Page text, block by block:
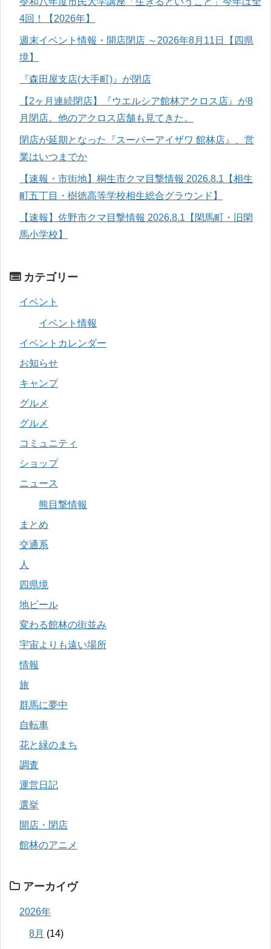
4回！【2026年】
週末イベント情報・開店閉店 ～2026年8月11日【四県
境】
『森田屋支店(大手町)』が閉店
【2ヶ月連続閉店】『ウエルシア館林アクロス店』が8
月閉店。他のアクロス店舗も見てきた。
閉店が延期となった『スーパーアイザワ 館林店』、営
業はいつまでか
【速報・市街地】桐生市クマ目撃情報 2026.8.1【相生
町五丁目・樹徳高等学校相生総合グラウンド】
【速報】佐野市クマ目撃情報 2026.8.1【閑馬町・旧閑
馬小学校】
カテゴリー
イベント
イベント情報
イベントカレンダー
お知らせ
キャンプ
グルメ
グルメ
コミュニティ
ショップ
ニュース
熊目撃情報
まとめ
交通系
人
四県境
地ビール
変わる館林の街並み
宇宙よりも遠い場所
情報
旅
群馬に夢中
自転車
花と緑のまち
調査
運営日記
選挙
開店・閉店
館林のアニメ
アーカイヴ
2026年
8月 (14)